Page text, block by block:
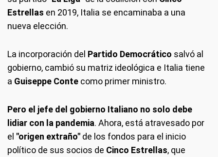
Estrellas en 2019, Italia se encaminaba a una
nueva elección.
La incorporación del Partido Democrático salvó al
gobierno, cambió su matriz ideológica e Italia tiene
a Guiseppe Conte como primer ministro.
Pero el jefe del gobierno Italiano no solo debe
lidiar con la pandemia. Ahora, está atravesado por
el "origen extraño" de los fondos para el inicio
político de sus socios de Cinco Estrellas, que